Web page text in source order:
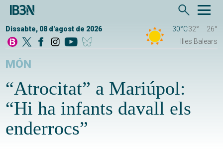
Dissabte, 08 d'agost de 2026 30°C32°
26°
Illes Balears
MÓN
“Atrocitat” a Mariúpol:
“Hi ha infants davall els
enderrocs”